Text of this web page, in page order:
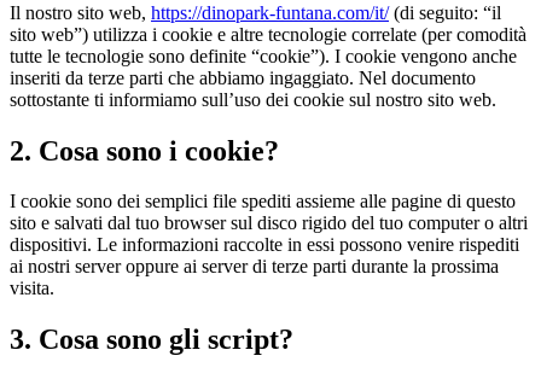
Il nostro sito web, https://dinopark-funtana.com/it/(di seguito: “il
sito web”) utilizza i cookie e altre tecnologie correlate (per comodità
tutte le tecnologie sono definite “cookie”). I cookie vengono anche
inseriti da terze parti che abbiamo ingaggiato. Nel documento
sottostante ti informiamo sull’uso dei cookie sul nostro sito web.
2. Cosa sono i cookie?
I cookie sono dei semplici file spediti assieme alle pagine di questo
sito e salvati dal tuo browser sul disco rigido del tuo computer o altri
dispositivi. Le informazioni raccolte in essi possono venire rispediti
ai nostri server oppure ai server di terze parti durante la prossima
visita.
3. Cosa sono gli script?